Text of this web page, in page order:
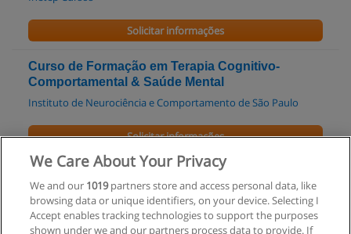
Solicitar informações
Curso de Formação em Terapia Cognitivo-
Comportamental & Saúde Mental
Instituto de Neurociência e Comportamento de São Paulo
Solicitar informações
Pós-graduação em Ações Interventivas em
Psicologia Clínica
FACHO - Faculdade de Ciências Humanas de Olinda
We Care About Your Privacy
We and our 1019partners store and access personal data, like
browsing data or unique identifiers, on your device. Selecting I
Accept enables tracking technologies to support the purposes
shown under we and our partners process data to provide. If